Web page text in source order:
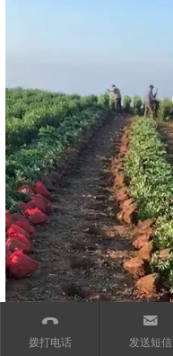
󰀱
拨打电话
㕩
发送短信